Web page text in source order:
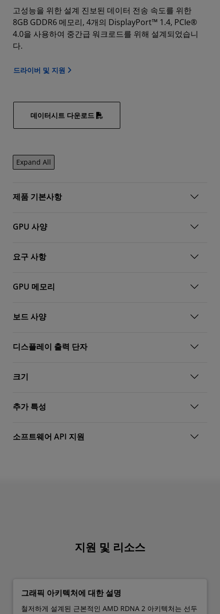
고성능을 위한 설계 진보된 데이터 전송 속도를 위한
8GB GDDR6 메모리, 4개의 DisplayPort™ 1.4, PCIe®
4.0을 사용하여 중간급 워크로드를 위해 설계되었습니
다.
드라이버 및 지원
데이터시트 다운로드
Expand All
제품 기본사항
GPU 사양
요구 사항
GPU 메모리
보드 사양
디스플레이 출력 단자
크기
추가 특성
소프트웨어 API 지원
지원 및 리소스
그래픽 아키텍처에 대한 설명
철저하게 설계된 근본적인 AMD RDNA 2 아키텍처는 선두